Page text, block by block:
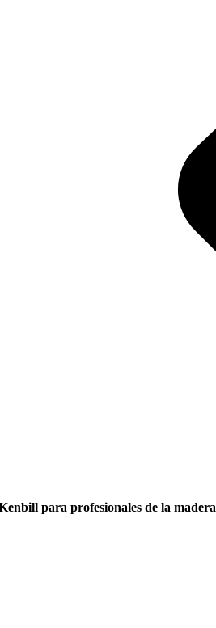
para profesionales de la madera